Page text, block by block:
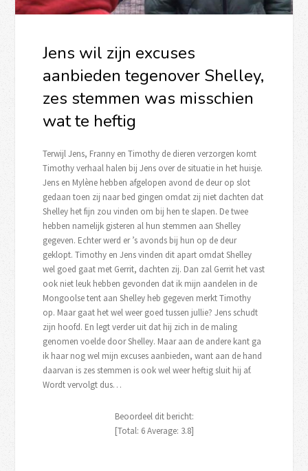
Jens wil zijn excuses
aanbieden tegenover Shelley,
zes stemmen was misschien
wat te heftig
Terwijl Jens, Franny en Timothy de dieren verzorgen komt
Timothy verhaal halen bij Jens over de situatie in het huisje.
Jens en Mylène hebben afgelopen avond de deur op slot
gedaan toen zij naar bed gingen omdat zij niet dachten dat
Shelley het fijn zou vinden om bij hen te slapen. De twee
hebben namelijk gisteren al hun stemmen aan Shelley
gegeven. Echter werd er ’s avonds bij hun op de deur
geklopt. Timothy en Jens vinden dit apart omdat Shelley
wel goed gaat met Gerrit, dachten zij. Dan zal Gerrit het vast
ook niet leuk hebben gevonden dat ik mijn aandelen in de
Mongoolse tent aan Shelley heb gegeven merkt Timothy
op. Maar gaat het wel weer goed tussen jullie? Jens schudt
zijn hoofd. En legt verder uit dat hij zich in de maling
genomen voelde door Shelley. Maar aan de andere kant ga
ik haar nog wel mijn excuses aanbieden, want aan de hand
daarvan is zes stemmen is ook wel weer heftig sluit hij af.
Wordt vervolgt dus…
Beoordeel dit bericht:
[Total: 6Average: 3.8]